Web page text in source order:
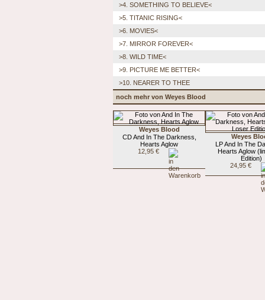
>4. SOMETHING TO BELIEVE<
>5. TITANIC RISING<
>6. MOVIES<
>7. MIRROR FOREVER<
>8. WILD TIME<
>9. PICTURE ME BETTER<
>10. NEARER TO THEE
noch mehr von Weyes Blood
Weyes Blood
CD And In The Darkness,
Hearts Aglow
12,95 €
Weyes
LP And In The
Hearts Aglow
Edition)
24,95 €